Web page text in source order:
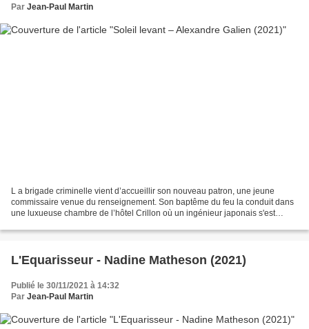
Par Jean-Paul Martin
L a brigade criminelle vient d’accueillir son nouveau patron, une jeune
commissaire venue du renseignement. Son baptême du feu la conduit dans
une luxueuse chambre de l’hôtel Crillon où un ingénieur japonais s'est
L'Equarisseur - Nadine Matheson (2021)
Publié le 30/11/2021 à 14:32
Par Jean-Paul Martin